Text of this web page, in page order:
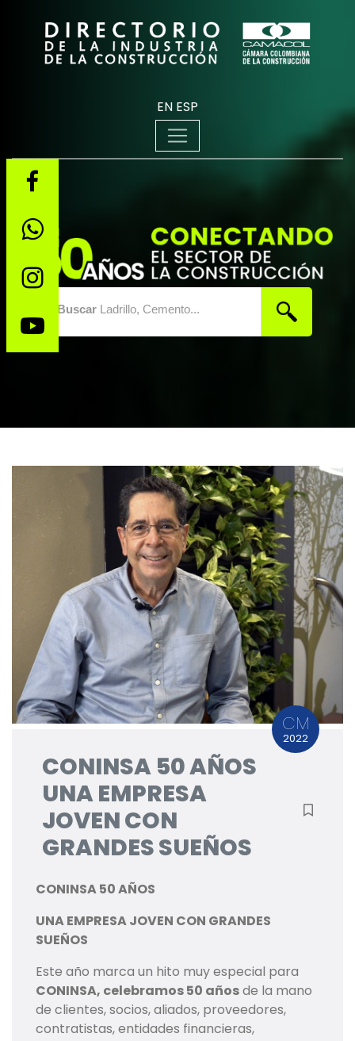
EN ESP
BuscarLadrillo, Cemento...
CM
2022
CONINSA 50 AÑOS
UNA EMPRESA
JOVEN CON
GRANDES SUEÑOS
CONINSA 50 AÑOS
UNA EMPRESA JOVEN CON GRANDES
SUEÑOS
Este año marca un hito muy especial para
CONINSA, celebramos 50 añosde la mano
de clientes, socios, aliados, proveedores,
contratistas, entidades financieras,